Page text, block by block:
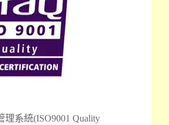
理系統(ISO9001 Quality